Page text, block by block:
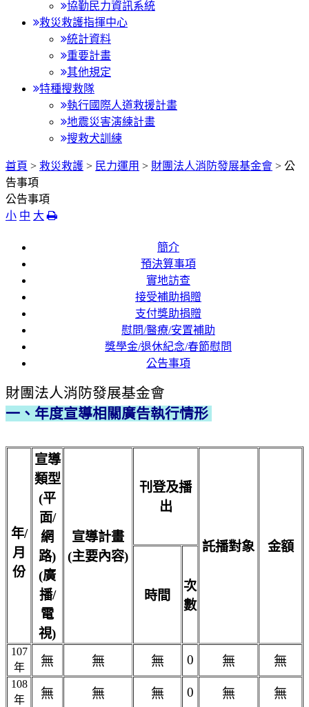
協勤民力資訊系統
救災救護指揮中心
統計資料
重要計畫
其他規定
特種搜救隊
執行國際人道救援計畫
地震災害演練計畫
搜救犬訓練
:::
首頁 > 救災救護 > 民力運用 > 財團法人消防發展基金會 > 公
告事項
公告事項
小 中 大
簡介
預決算事項
實地訪查
接受補助捐贈
支付獎助捐贈
慰問/醫療/安置補助
獎學金/退休紀念/春節慰問
公告事項
財團法人消防發展基金會
一、年度宣導相關廣告執行情形
年/
月
份
宣導
類型
(平
面/
網
路)
(廣
播/
電
視)
宣導計畫
(主要內容)
刊登及播
出
託播對象 金額
時間
次
數
107
年
無 無 無 0 無 無
108
年
無 無 無 0 無 無